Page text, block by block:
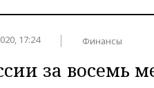
17:24 Финансы
за восемь